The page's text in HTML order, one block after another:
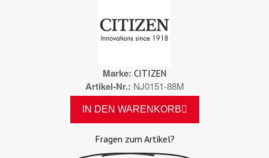
Marke CITIZEN
Artikel-Nr. NJ0151-88M
IN DEN WARENKORB
Fragen zum Artikel?